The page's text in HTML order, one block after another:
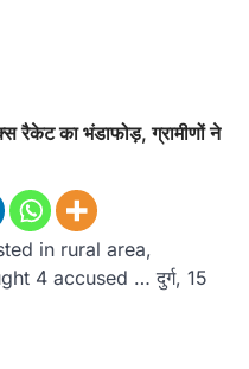
रैकेट का भंडाफोड़, ग्रामीणों ने
in rural area,
4 accused … दुर्ग, 15